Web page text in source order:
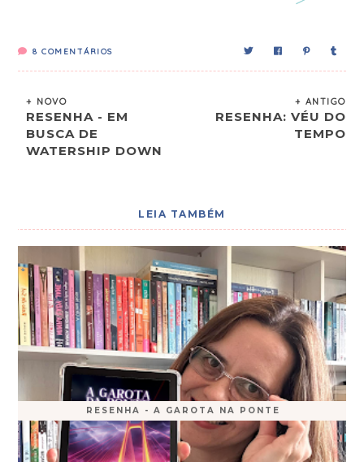
8 COMENTÁRIOS
+ NOVO
RESENHA - EM
BUSCA DE
WATERSHIP DOWN
+ ANTIGO
RESENHA: VÉU DO
TEMPO
LEIA TAMBÉM
RESENHA - A GAROTA NA PONTE